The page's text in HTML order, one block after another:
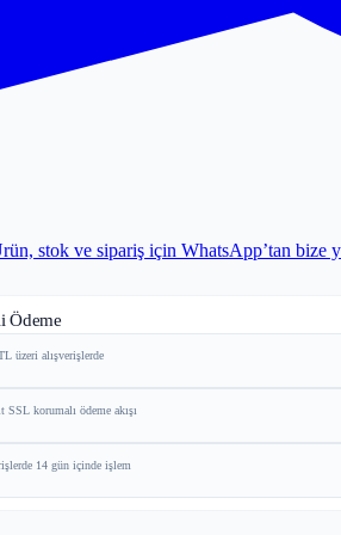
stok ve sipariş için WhatsApp’tan bize
Ödeme
üzeri alışverişlerde
SSL korumalı ödeme akışı
14 gün içinde işlem